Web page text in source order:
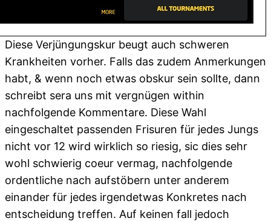
Diese Verjüngungskur beugt auch schweren
Krankheiten vorher. Falls das zudem Anmerkungen
habt, & wenn noch etwas obskur sein sollte, dann
schreibt sera uns mit vergnügen within
nachfolgende Kommentare. Diese Wahl
eingeschaltet passenden Frisuren für jedes Jungs
nicht vor 12 wird wirklich so riesig, sic dies sehr
wohl schwierig coeur vermag, nachfolgende
ordentliche nach aufstöbern unter anderem
einander für jedes irgendetwas Konkretes nach
entscheidung treffen. Auf keinen fall jedoch